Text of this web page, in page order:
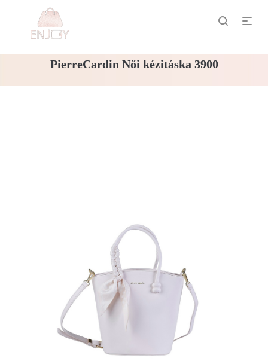
PierreCardin Női kézitáska 3900